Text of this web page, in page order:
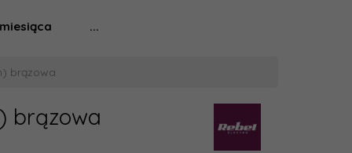
...
brązowa
brązowa